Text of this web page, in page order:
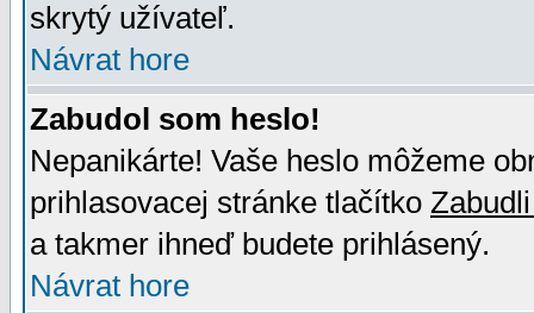
skrytý užívateľ.
Návrat hore
Zabudol som heslo!
Nepanikárte! Vaše heslo môžeme
prihlasovacej stránke tlačítko
a takmer ihneď budete prihlásený.
Návrat hore